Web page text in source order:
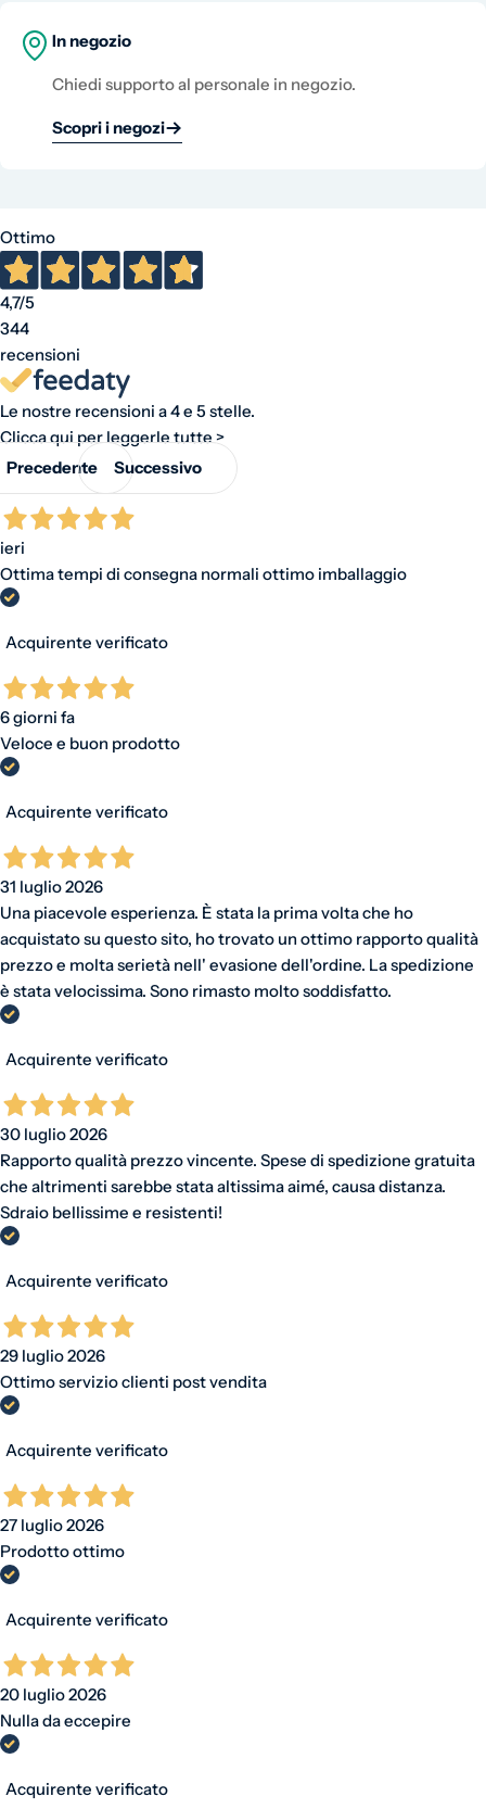
In negozio
Chiedi supporto al personale in negozio.
Scopri i negozi
Ottimo
4,7/5
344
recensioni
Le nostre recensioni a 4 e 5 stelle.
Clicca qui per leggerle tutte >
Precedente
Successivo
ieri
Ottima tempi di consegna normali ottimo imballaggio
Acquirente verificato
6 giorni fa
Veloce e buon prodotto
Acquirente verificato
31 luglio 2026
Una piacevole esperienza. È stata la prima volta che ho
acquistato su questo sito, ho trovato un ottimo rapporto qualità
prezzo e molta serietà nell' evasione dell'ordine. La spedizione
è stata velocissima. Sono rimasto molto soddisfatto.
Acquirente verificato
30 luglio 2026
Rapporto qualità prezzo vincente. Spese di spedizione gratuita
che altrimenti sarebbe stata altissima aimé, causa distanza.
Sdraio bellissime e resistenti!
Acquirente verificato
29 luglio 2026
Ottimo servizio clienti post vendita
Acquirente verificato
27 luglio 2026
Prodotto ottimo
Acquirente verificato
20 luglio 2026
Nulla da eccepire
Acquirente verificato